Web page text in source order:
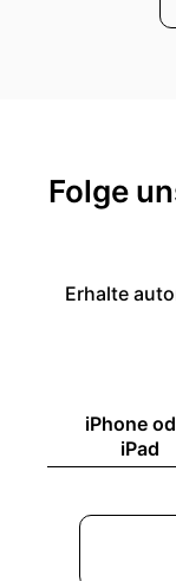
Folge
Erhalte
iPhone
iPad